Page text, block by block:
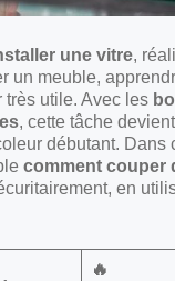
une vitre,
un meuble,
très utile. Avec les
, cette tâche
débutant. Dans
comment couper
en
🔥